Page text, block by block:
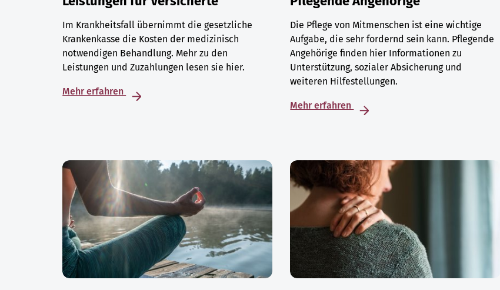
Im Krankheitsfall übernimmt die gesetzliche
Krankenkasse die Kosten der medizinisch
notwendigen Behandlung. Mehr zu den
Leistungen und Zuzahlungen lesen sie hier.
Mehr erfahren
Die Pflege von Mitmenschen ist eine wichtige
Aufgabe, die sehr fordernd sein kann. Pflegende
Angehörige finden hier Informationen zu
Unterstützung, sozialer Absicherung und
weiteren Hilfestellungen.
Mehr erfahren